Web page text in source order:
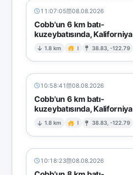
11:07:05 08.08.2026
Cobb'un 6 km batı-
kuzeybatısında, Kaliforniya
1.8 km I 38.83, -122.79
10:58:41 08.08.2026
Cobb'un 6 km batı-
kuzeybatısında, Kaliforniya
1.8 km I 38.83, -122.79
10:18:23 08.08.2026